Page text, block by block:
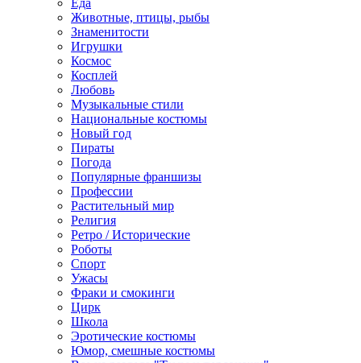
Еда
Животные, птицы, рыбы
Знаменитости
Игрушки
Космос
Косплей
Любовь
Музыкальные стили
Национальные костюмы
Новый год
Пираты
Погода
Популярные франшизы
Профессии
Растительный мир
Религия
Ретро / Исторические
Роботы
Спорт
Ужасы
Фраки и смокинги
Цирк
Школа
Эротические костюмы
Юмор, смешные костюмы